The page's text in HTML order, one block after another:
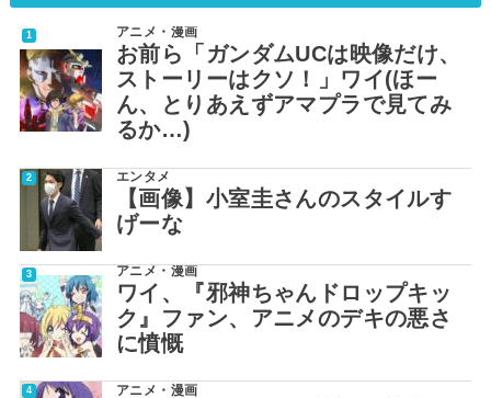
アニメ・漫画
お前ら「ガンダムUCは映像だけ、
ストーリーはクソ！」ワイ(ほー
ん、とりあえずアマプラで見てみ
るか…)
エンタメ
【画像】小室圭さんのスタイルす
げーな
アニメ・漫画
ワイ、『邪神ちゃんドロップキッ
ク』ファン、アニメのデキの悪さ
に憤慨
アニメ・漫画